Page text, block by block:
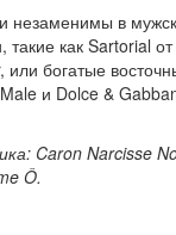
незаменимы в
такие как Sartorial
богатые
и Dolce &
Caron Narcisse
Ô.